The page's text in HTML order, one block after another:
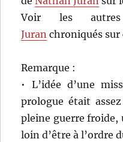
Voir les
Juran chroniqués sur
Remarque :
• L’idée d’une
prologue était
pleine guerre froide,
loin d’être à l’ordre